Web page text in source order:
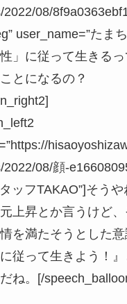
08/
user_name=”たま
」に従って生きるっ
とになるの？
08/顔-
ッフTAKAO”]そう
上昇とか言うけど
を満たそうとした
従って生きよう！
ね。[/